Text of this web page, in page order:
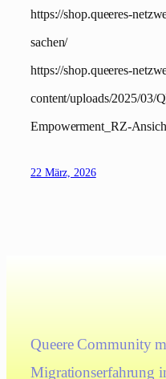
https://shop.queeres-
sachen/
https://shop.queeres-
content/uploads/2025/03/
Empowerment_RZ-
22 März, 2026
Queere Community
Migrationserfahrung